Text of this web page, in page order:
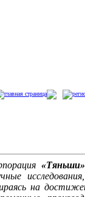
главная страница
«Тяньши»
на